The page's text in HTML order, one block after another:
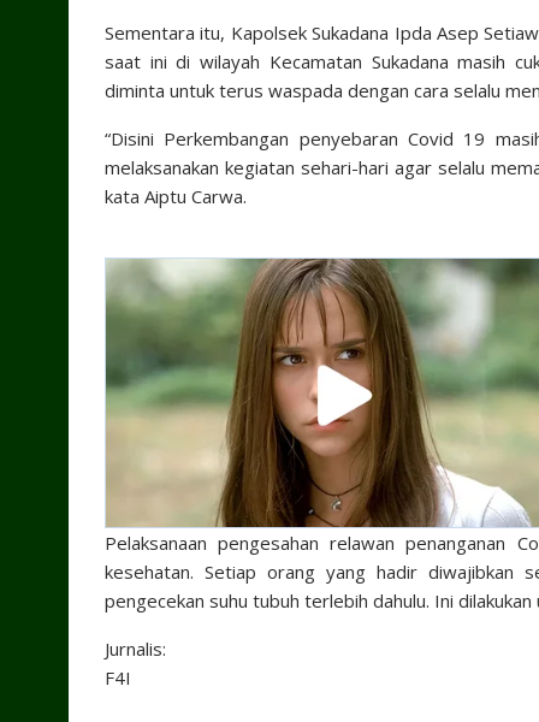
Sementara itu, Kapolsek Sukadana Ipda Asep
saat ini di wilayah Kecamatan Sukadana masih
diminta untuk terus waspada dengan cara selalu
“Disini Perkembangan penyebaran Covid 19
melaksanakan kegiatan sehari-hari agar selalu
kata Aiptu Carwa.
Pelaksanaan pengesahan relawan penanganan
kesehatan. Setiap orang yang hadir diwajibkan
pengecekan suhu tubuh terlebih dahulu. Ini
Jurnalis:
F4I